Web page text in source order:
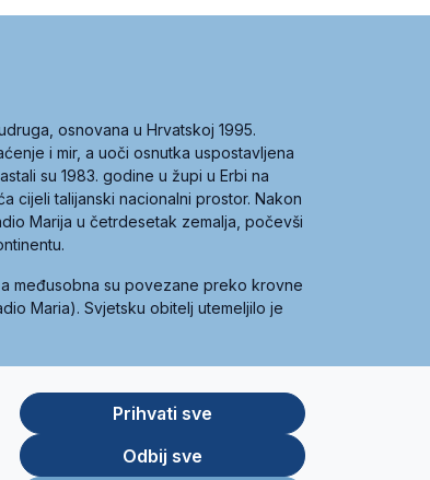
osnovana u Hrvatskoj 1995.
i mir, a uoči osnutka uspostavljena
su 1983. godine u župi u Erbi na
cijeli talijanski nacionalni prostor. Nakon
Marija u četrdesetak zemalja, počevši
međusobna su povezane preko krovne
Maria). Svjetsku obitelj utemeljilo je
Store
Prihvati sve
Odbij sve